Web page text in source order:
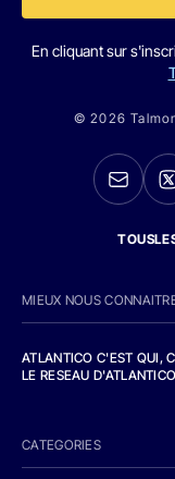
En cliquant sur
© 2026
MIEUX NOUS
ATLANTICO C'EST QUI,
LE RESEAU D'ATLANTICO
CATEGORIES